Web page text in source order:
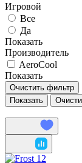
Игровой
Все
Да
Показать
Производитель
AeroCool
Показать
Очистить фильтр